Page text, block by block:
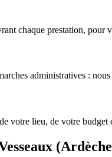
chaque prestation, pour
administratives :
votre lieu, de votre budget
(Ardèche